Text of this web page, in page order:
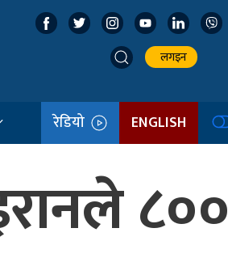
लगइन
रेडियो ENGLISH
८००